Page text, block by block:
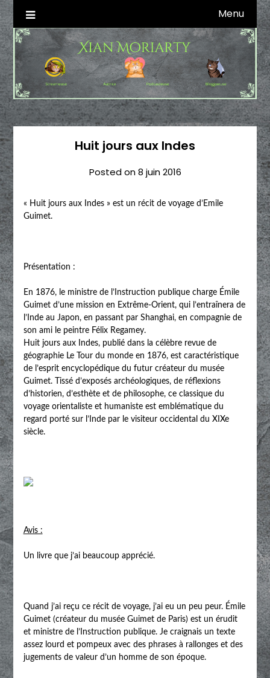
Skip
to
content
Xian Moriarty
Autrice SFFF & Blogueuse & Streameuse Menu
Huit jours aux Indes
Posted on8 juin 2016
« Huit jours aux Indes » est un récit de voyage d’Emile
Guimet.
Présentation :
En 1876, le ministre de l’Instruction publique charge Émile
Guimet d’une mission en Extrême-Orient, qui l’entraînera de
l’Inde au Japon, en passant par Shanghai, en compagnie de
son ami le peintre Félix Regamey.
Huit jours aux Indes, publié dans la célèbre revue de
géographie Le Tour du monde en 1876, est caractéristique
de l’esprit encyclopédique du futur créateur du musée
Guimet. Tissé d’exposés archéologiques, de réflexions
d’historien, d’esthète et de philosophe, ce classique du
voyage orientaliste et humaniste est emblématique du
regard porté sur l’Inde par le visiteur occidental du XIXe
siècle.
Avis :
Un livre que j’ai beaucoup apprécié.
Quand j’ai reçu ce récit de voyage, j’ai eu un peu peur. Émile
Guimet (créateur du musée Guimet de Paris) est un érudit
et ministre de l’Instruction publique. Je craignais un texte
assez lourd et pompeux avec des phrases à rallonges et des
jugements de valeur d’un homme de son époque.